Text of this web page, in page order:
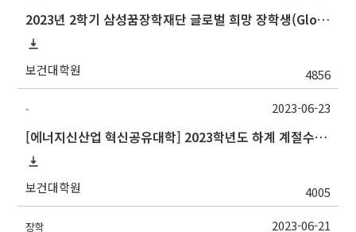
2023년 2학기 삼성꿈장학재단 글로벌 희망 장학생(Global Hope Scholarship) 선발 안내
보건대학원 4856
-
[에너지신산업 혁신공유대학] 2023학년도 하계 계절수업 경남정보대학교 학점교류 안내
보건대학원 4005
2023-06-23
장학 2023-06-21